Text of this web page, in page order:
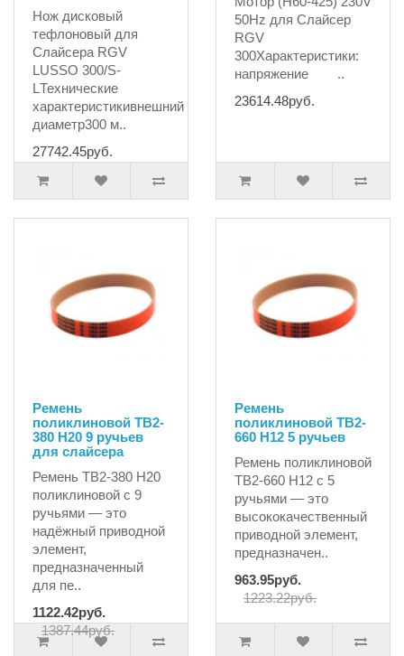
Нож дисковый
тефлоновый для
Слайсера RGV
LUSSO 300/S-
LТехнические
характеристикивнешний
диаметр300 м..
27742.45руб.
50Hz для Слайсер
RGV
300Характеристики:
напряжение ..
23614.48руб.
Ремень
поликлиновой TB2-
380 H20 9 ручьев
для слайсера
Ремень TB2-380 H20
поликлиновой с 9
ручьями — это
надёжный приводной
элемент,
предназначенный
для пе..
1122.42руб.
1387.44руб.
Ремень
поликлиновой TB2-
660 H12 5 ручьев
Ремень поликлиновой
TB2-660 H12 с 5
ручьями — это
высококачественный
приводной элемент,
предназначен..
963.95руб.
1223.22руб.